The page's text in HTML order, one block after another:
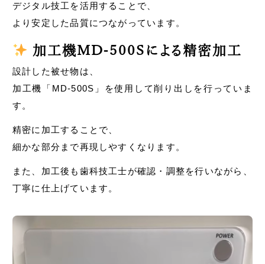
デジタル技工を活用することで、
より安定した品質につながっています。
加工機MD-500Sによる精密加工
設計した被せ物は、
加工機「MD-500S」を使用して削り出しを行っていま
す。
精密に加工することで、
細かな部分まで再現しやすくなります。
また、加工後も歯科技工士が確認・調整を行いながら、
丁寧に仕上げています。